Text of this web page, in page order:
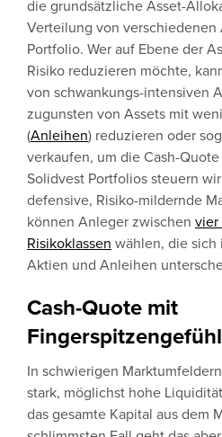
die grundsätzliche Asset-
Verteilung von verschiedenen
Portfolio. Wer auf Ebene der
Risiko reduzieren möchte,
von schwankungs-intensiven
zugunsten von Assets mit
(Anleihen) reduzieren oder
verkaufen, um die Cash-
Solidvest Portfolios steuern
defensive, Risiko-mildernde
können Anleger zwischen vier
Risikoklassen wählen, die sich
Aktien und Anleihen
Cash-Quote mit
In schwierigen
stark, möglichst hohe
das gesamte Kapital aus dem